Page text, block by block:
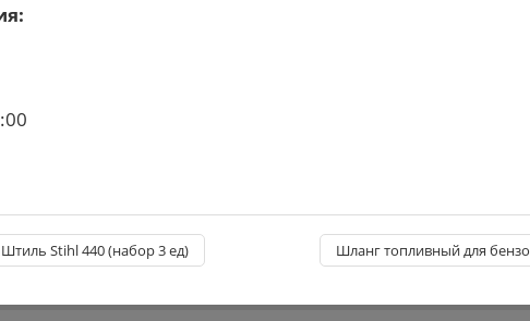
Stihl 440 (набор 3 ед) Шланг топливный для